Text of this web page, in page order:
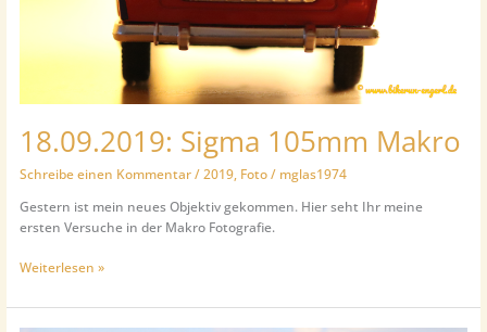
18.09.2019: Sigma 105mm Makro
Schreibe einen Kommentar /2019, Foto/ mglas1974
Gestern ist mein neues Objektiv gekommen. Hier seht Ihr meine
ersten Versuche in der Makro Fotografie.
18.09.2019:
105mm
Makro
Weiterlesen »